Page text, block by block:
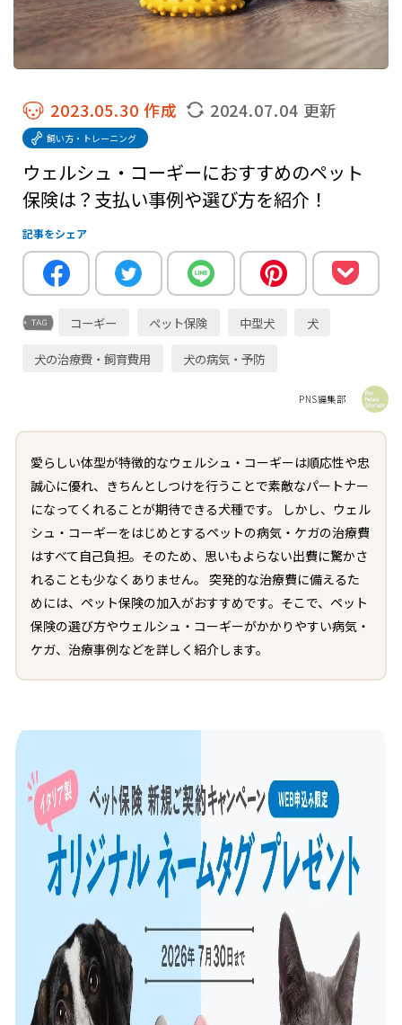
2023.05.30 作成 2024.07.04 更新
飼い方・トレーニング
ウェルシュ・コーギーにおすすめのペット
保険は？支払い事例や選び方を紹介！
記事をシェア
コーギー ペット保険 中型犬
犬
犬の治療費・飼育費用
犬の病気・予防
PNS編集部
愛らしい体型が特徴的なウェルシュ・コーギーは順応性や忠
誠心に優れ、きちんとしつけを行うことで素敵なパートナー
になってくれることが期待できる犬種です。 しかし、ウェル
シュ・コーギーをはじめとするペットの病気・ケガの治療費
はすべて自己負担。そのため、思いもよらない出費に驚かさ
れることも少なくありません。 突発的な治療費に備えるた
めには、ペット保険の加入がおすすめです。そこで、ペット
保険の選び方やウェルシュ・コーギーがかかりやすい病気・
ケガ、治療事例などを詳しく紹介します。